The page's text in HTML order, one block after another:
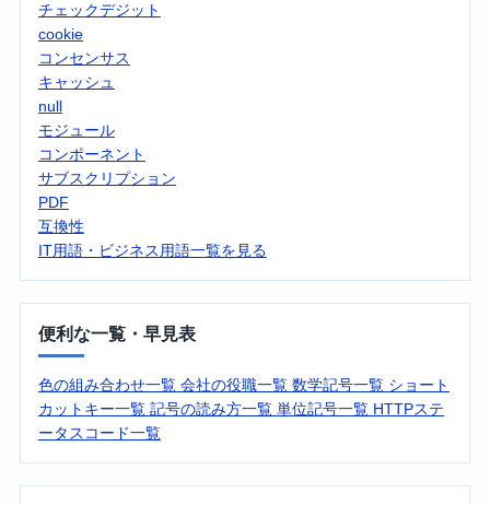
チェックデジット
cookie
コンセンサス
キャッシュ
null
モジュール
コンポーネント
サブスクリプション
PDF
互換性
IT用語・ビジネス用語一覧を見る
便利な一覧・早見表
色の組み合わせ一覧 会社の役職一覧 数学記号一覧 ショート
カットキー一覧 記号の読み方一覧 単位記号一覧 HTTPステ
ータスコード一覧